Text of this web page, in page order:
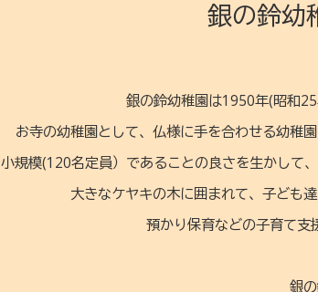
銀の鈴幼
銀の鈴幼稚園は1950年(昭和
お寺の幼稚園として、仏様に手を合わせる幼稚
小規模(120名定員）であることの良さを生かして
大きなケヤキの木に囲まれて、子ども
預かり保育などの子育て支
銀